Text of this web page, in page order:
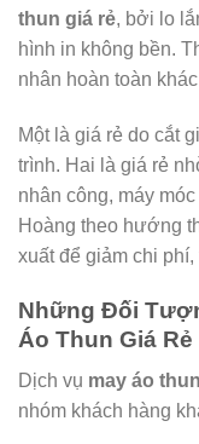
thun giá rẻ, bởi lo
hình in không bền.
nhân hoàn toàn
Một là giá rẻ do cắt
trình. Hai là giá rẻ
nhân công, máy
Hoàng theo hướng
xuất để giảm chi
Những Đối
Áo Thun Giá Rẻ
Dịch vụ may áo
nhóm khách hàng